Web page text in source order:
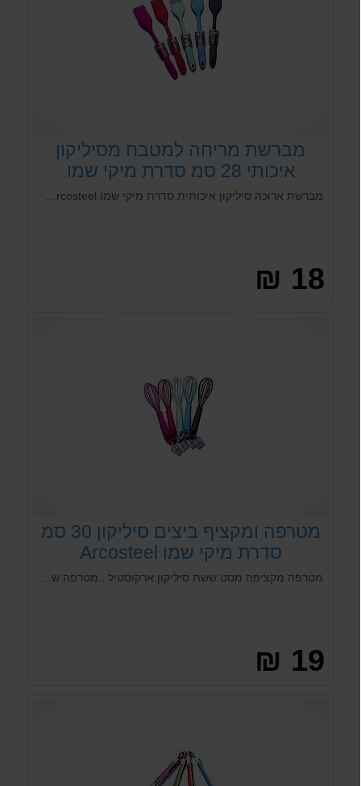
מברשת מריחה למטבח מסיליקון
איכותי 28 סמ סדרת מיקי שמו
Arcosteel
18 ₪
מטרפה ומקציף ביצים סיליקון 30 סמ
סדרת מיקי שמו Arcosteel
מטרפה מקציפה מסט ששת סיליקון ארקוסטיל ..מטרפה שהיא גם מקציף ביצים או לכל דבר אחר מסיליקון איכותי סדרת מיקי שמו Arcosteel. מגיע במספר צבעים לבחירה!
19 ₪